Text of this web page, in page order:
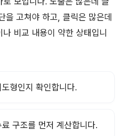
을 고쳐야 하고, 클릭은 많은데
비교 내용이 약한 상태입니
형인지 확인합니다.
구조를 먼저 계산합니다.